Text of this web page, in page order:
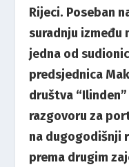
Rijeci. Poseban
suradnju između
jedna od
predsjednica
društva
razgovoru za
na dugogodišnji
prema drugim